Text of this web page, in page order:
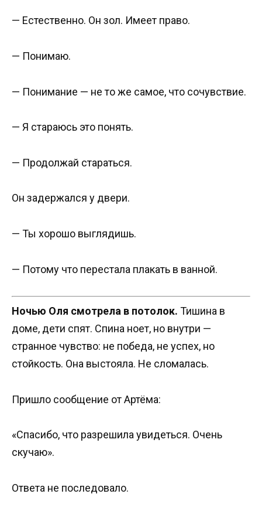
— Естественно. Он зол. Имеет право.
— Понимаю.
— Понимание — не то же самое, что сочувствие.
— Я стараюсь это понять.
— Продолжай стараться.
Он задержался у двери.
— Ты хорошо выглядишь.
— Потому что перестала плакать в ванной.
Ночью Оля смотрела в потолок. Тишина в
доме, дети спят. Спина ноет, но внутри —
странное чувство: не победа, не успех, но
стойкость. Она выстояла. Не сломалась.
Пришло сообщение от Артёма:
«Спасибо, что разрешила увидеться. Очень
скучаю».
Ответа не последовало.